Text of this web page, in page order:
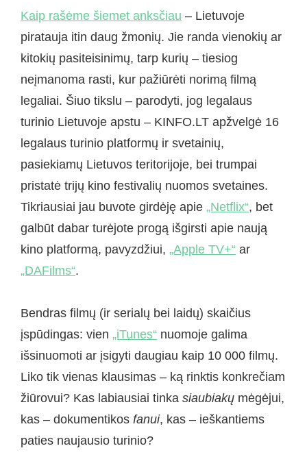
Kaip rašėme šiemet anksčiau – Lietuvoje
piratauja itin daug žmonių. Jie randa vienokių ar
kitokių pasiteisinimų, tarp kurių – tiesiog
neįmanoma rasti, kur pažiūrėti norimą filmą
legaliai. Šiuo tikslu – parodyti, jog legalaus
turinio Lietuvoje apstu – KINFO.LT apžvelgė 16
legalaus turinio platformų ir svetainių,
pasiekiamų Lietuvos teritorijoje, bei trumpai
pristatė trijų kino festivalių nuomos svetaines.
Tikriausiai jau buvote girdėję apie „Netflix“, bet
galbūt dabar turėjote progą išgirsti apie naują
kino platformą, pavyzdžiui, „Apple TV+“ ar
„DAFilms“.
Bendras filmų (ir serialų bei laidų) skaičius
įspūdingas: vien „iTunes“ nuomoje galima
išsinuomoti ar įsigyti daugiau kaip 10 000 filmų.
Liko tik vienas klausimas – ką rinktis konkrečiam
žiūrovui? Kas labiausiai tinka siaubiakų mėgėjui,
kas – dokumentikos fanui, kas – ieškantiems
paties naujausio turinio?